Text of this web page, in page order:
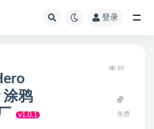
登录
涂鸦
v1.0.1
89
免费